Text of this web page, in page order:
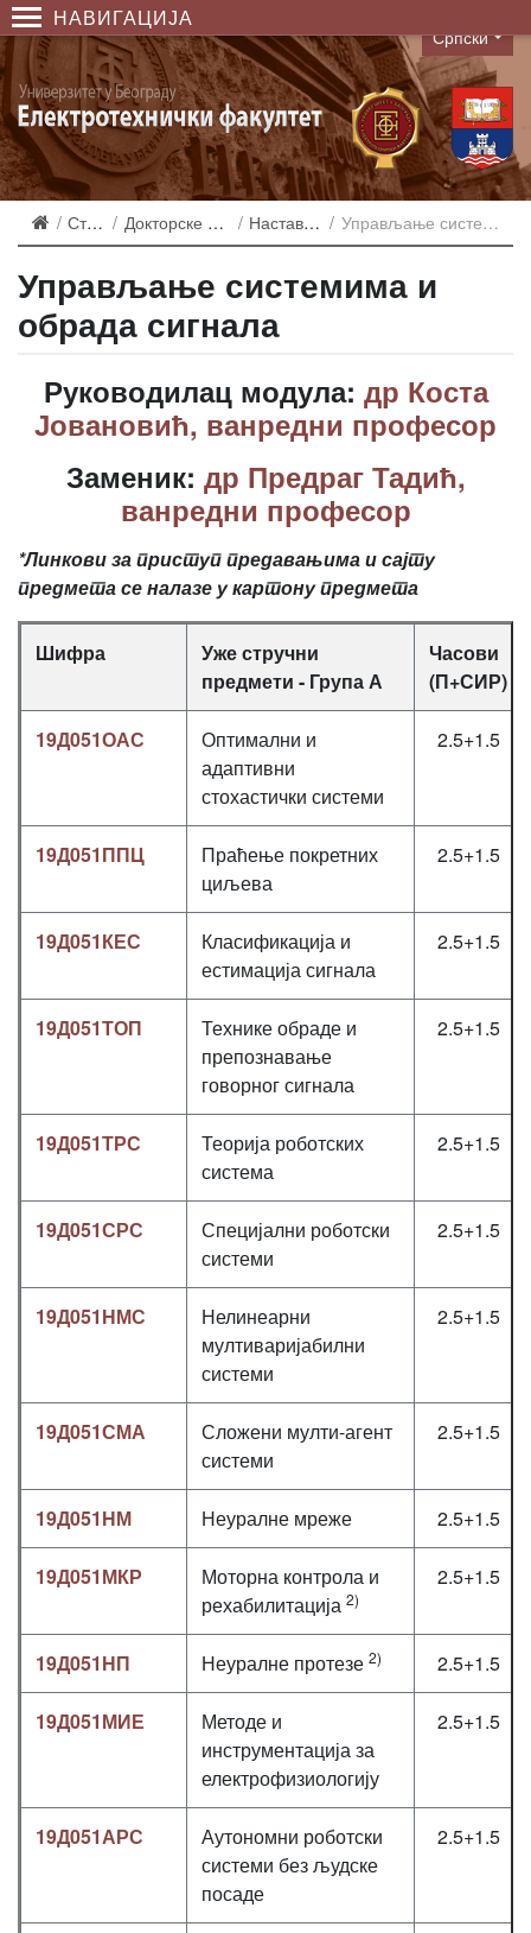
НАВИГАЦИЈА
Language
Српски
Студирање Докторске академске студије Наставни план 2019 Управљање системима и обрада сигнала
Управљање системима и
обрада сигнала
Руководилац модула: др Коста
Јовановић, ванредни професор
Заменик: др Предраг Тадић,
ванредни професор
*Линкови за приступ предавањима и сајту
предмета се налазе у картону предмета
Шифра
Уже стручни
предмети - Група А
Часови
(П+СИР)
19Д051ОАС
Оптимални и
адаптивни
стохастички системи
2.5+1.5
19Д051ППЦ
Праћење покретних
циљева
2.5+1.5
19Д051КЕС
Класификација и
естимација сигнала
2.5+1.5
19Д051ТОП
Технике обраде и
препознавање
говорног сигнала
2.5+1.5
19Д051ТРС
Теорија роботских
система
2.5+1.5
19Д051СРС
Специјални роботски
системи
2.5+1.5
19Д051НМС
Нелинеарни
мултиваријабилни
системи
2.5+1.5
19Д051СМА
Сложени мулти-агент
системи
2.5+1.5
19Д051НМ Неуралне мреже 2.5+1.5
19Д051МКР
Моторна контрола и
рехабилитација 2)
2.5+1.5
19Д051НП Неуралне протезе 2) 2.5+1.5
19Д051МИЕ
Методе и
инструментација за
електрофизиологију
2.5+1.5
19Д051АРС
Аутономни роботски
системи без људске
посаде
2.5+1.5